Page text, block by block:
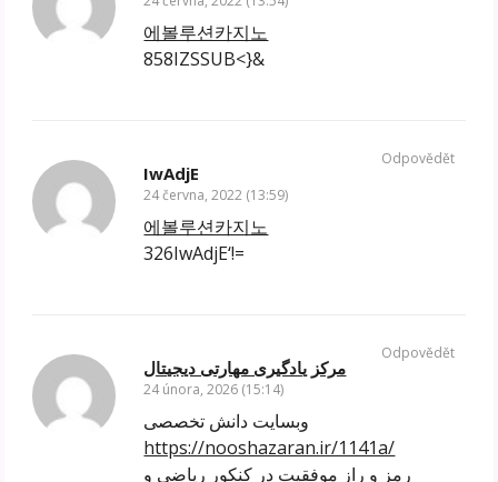
에볼루션카지노
858IZSSUB<}&
IwAdjE
24 června, 2022 (13:59)
에볼루션카지노
326IwAdjE‘!=
Odpovědět
مرکز یادگیری مهارتی دیجیتال
24 února, 2026 (15:14)
وبسایت دانش تخصصی
https://nooshazaran.ir/1141a/
رمز و راز موفقیت در کنکور ریاضی و
Odpovědět